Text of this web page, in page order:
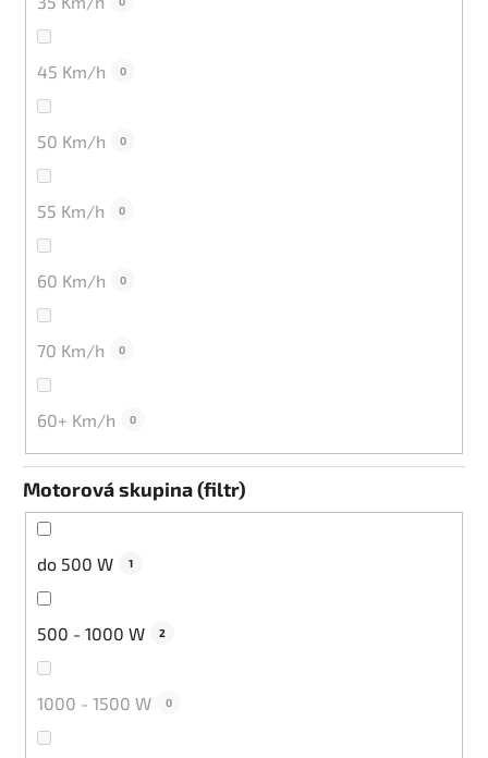
45 Km/h 0
50 Km/h 0
55 Km/h 0
60 Km/h 0
70 Km/h 0
60+ Km/h 0
Motorová skupina (filtr)
do 500 W 1
500 - 1000 W 2
1000 - 1500 W 0